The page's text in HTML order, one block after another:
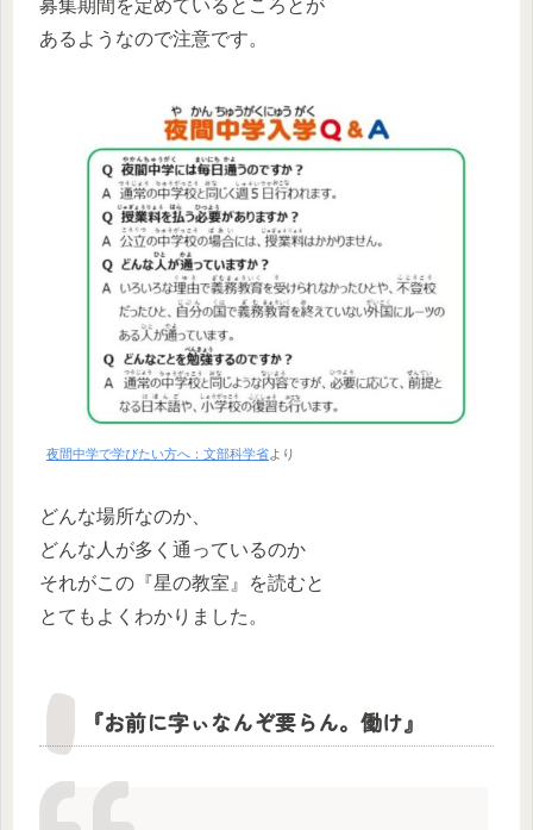
募集期間を定めているところとが
あるようなので注意です。
夜間中学で学びたい方へ：文部科学省より
どんな場所なのか、
どんな人が多く通っているのか
それがこの『星の教室』を読むと
とてもよくわかりました。
『お前に字ぃなんぞ要らん。働け』